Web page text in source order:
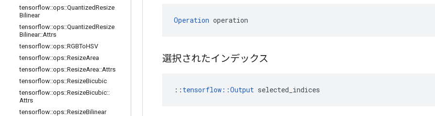
tensorflow::ops::QuantizedResize
Bilinear
tensorflow::ops::QuantizedResize
Bilinear::Attrs
tensorflow::ops::RGBToHSV
tensorflow::ops::ResizeArea
tensorflow::ops::ResizeArea::Attrs
tensorflow::ops::ResizeBicubic
tensorflow::ops::ResizeBicubic::
Attrs
tensorflow::ops::ResizeBilinear
Operation operation
選択されたインデックス
:: tensorflow::Output selected_indices